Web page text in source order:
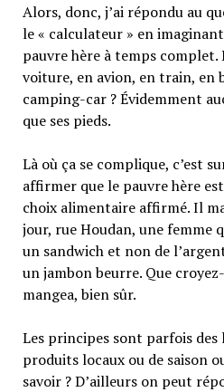
Alors, donc, j’ai répondu au
le « calculateur » en
pauvre hère à temps complet.
voiture, en avion, en train, en
camping-car ? Évidemment
que ses pieds.
Là où ça se complique, c’est
affirmer que le pauvre hère
choix alimentaire affirmé. Il
jour, rue Houdan, une femme
un sandwich et non de
un jambon beurre. Que
mangea, bien sûr.
Les principes sont parfois des
produits locaux ou de saison
savoir ? D’ailleurs on peut